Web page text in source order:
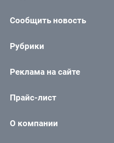
Сообщить новость
Рубрики
Реклама на сайте
Прайс-лист
О компании